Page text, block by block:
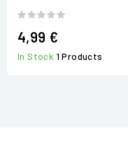
4,99 €
In Stock 1 Products